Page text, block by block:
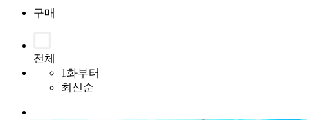
구매
전체
1화부터
최신순